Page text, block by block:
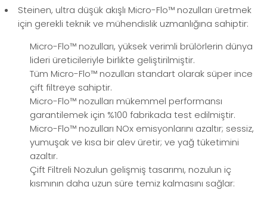
Steinen, ultra düşük akışlı Micro-Flo™ nozulları üretmek
için gerekli teknik ve mühendislik uzmanlığına sahiptir:
Micro-Flo™ nozulları, yüksek verimli brülörlerin dünya
lideri üreticileriyle birlikte geliştirilmiştir.
Tüm Micro-Flo™ nozulları standart olarak süper ince
çift filtreye sahiptir.
Micro-Flo™ nozulları mükemmel performansı
garantilemek için %100 fabrikada test edilmiştir.
Micro-Flo™ nozulları NOx emisyonlarını azaltır; sessiz,
yumuşak ve kısa bir alev üretir; ve yağ tüketimini
azaltır.
Çift Filtreli Nozulun gelişmiş tasarımı, nozulun iç
kısmının daha uzun süre temiz kalmasını sağlar: